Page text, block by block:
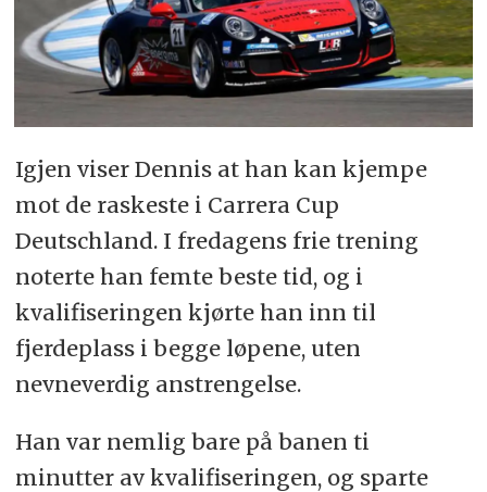
Igjen viser Dennis at han kan kjempe
mot de raskeste i Carrera Cup
Deutschland. I fredagens frie trening
noterte han femte beste tid, og i
kvalifiseringen kjørte han inn til
fjerdeplass i begge løpene, uten
nevneverdig anstrengelse.
Han var nemlig bare på banen ti
minutter av kvalifiseringen, og sparte